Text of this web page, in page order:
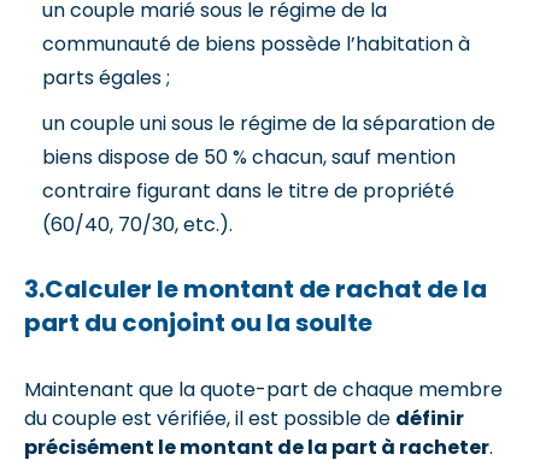
un couple marié sous le régime de la
communauté de biens possède l’habitation à
parts égales ;
un couple uni sous le régime de la séparation de
biens dispose de 50 % chacun, sauf mention
contraire figurant dans le titre de propriété
(60/40, 70/30, etc.).
3.Calculer le montant de rachat de la
part du conjoint ou la soulte
Maintenant que la quote-part de chaque membre
du couple est vérifiée, il est possible de définir
précisément le montant de la part à racheter.